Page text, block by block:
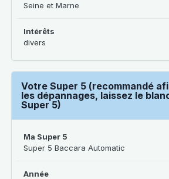
Seine et Marne
Intérêts
divers
Votre Super 5 (recommandé
les dépannages, laissez le
Super 5)
Ma Super 5
Super 5 Baccara Automatic
Année